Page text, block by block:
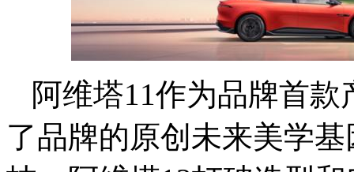
阿维塔11作为品牌首
了品牌的原创未来美学